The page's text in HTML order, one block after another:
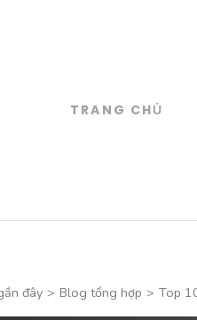
TRANG CHỦ
đây > Blog tổng hợp > Top